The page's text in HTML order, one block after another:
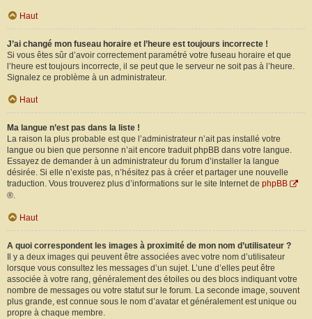
Haut
J’ai changé mon fuseau horaire et l’heure est toujours incorrecte !
Si vous êtes sûr d’avoir correctement paramétré votre fuseau horaire et que
l’heure est toujours incorrecte, il se peut que le serveur ne soit pas à l’heure.
Signalez ce problème à un administrateur.
Haut
Ma langue n’est pas dans la liste !
La raison la plus probable est que l’administrateur n’ait pas installé votre
langue ou bien que personne n’ait encore traduit phpBB dans votre langue.
Essayez de demander à un administrateur du forum d’installer la langue
désirée. Si elle n’existe pas, n’hésitez pas à créer et partager une nouvelle
traduction. Vous trouverez plus d’informations sur le site Internet de phpBB
®.
Haut
A quoi correspondent les images à proximité de mon nom d’utilisateur ?
Il y a deux images qui peuvent être associées avec votre nom d’utilisateur
lorsque vous consultez les messages d’un sujet. L’une d’elles peut être
associée à votre rang, généralement des étoiles ou des blocs indiquant votre
nombre de messages ou votre statut sur le forum. La seconde image, souvent
plus grande, est connue sous le nom d’avatar et généralement est unique ou
propre à chaque membre.